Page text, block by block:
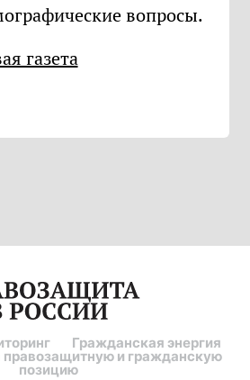
вопросы.
газета
Гражданская энергия
правозащитную и гражданскую
позицию